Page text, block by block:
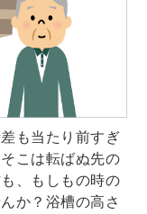
も当たり前すぎ
こは転ばぬ先の
、もしもの時の
か？浴槽の高さ